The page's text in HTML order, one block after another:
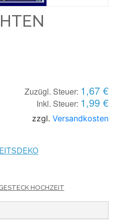
Zuzügl. Steuer: 1,67 €
Inkl. Steuer: 1,99 €
zzgl. Versandkosten
HOCHZEIT